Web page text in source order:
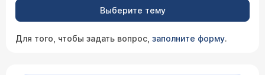
Выберите тему
Для того, чтобы задать вопрос, заполните форму.